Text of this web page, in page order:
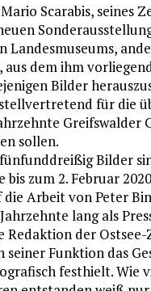
Scarabis, seines
Landesmuseums,
aus dem ihm
Bilder
für die
Greifswalder
sollen.
Bilder
bis zum 2. Februar
die Arbeit von Peter
lang als
Redaktion der
seiner Funktion das
festhielt. Wie